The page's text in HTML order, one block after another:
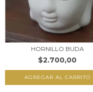
HORNILLO BUDA
$2.700,00
AGREGAR AL CARRITO